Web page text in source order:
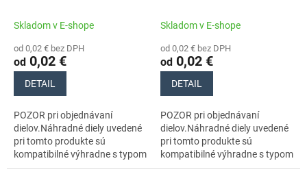
Skladom v E-shope
od 0,02 € bez DPH
od 0,02 €
DETAIL
POZOR pri objednávaní
dielov.Náhradné diely uvedené
pri tomto produkte sú
kompatibilné výhradne s typom
stroja s číslom 970727701
Skladom v E-shope
od 0,02 € bez DPH
od 0,02 €
DETAIL
POZOR pri objednávaní
dielov.Náhradné diely uvedené
pri tomto produkte sú
kompatibilné výhradne s typom
stroja s číslom 970727701